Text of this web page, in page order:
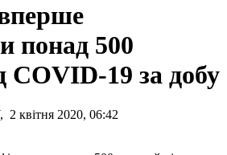
понад 500
COVID-19 за добу
2 квітня 2020, 06:42